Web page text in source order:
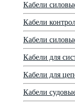
Кабели
Кабели
Кабели
Кабели для
Кабели для
Кабели